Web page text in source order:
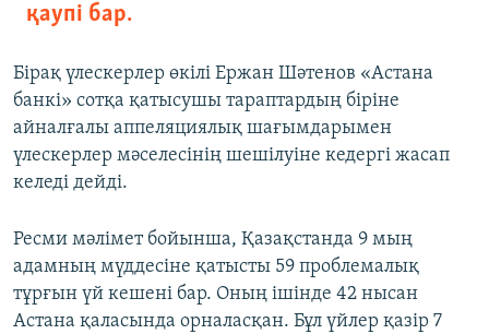
қаупі бар.
Бірақ үлескерлер өкілі Ержан Шәтенов «Астана
банкі» сотқа қатысушы тараптардың біріне
айналғалы аппеляциялық шағымдарымен
үлескерлер мәселесінің шешілуіне кедергі жасап
келеді дейді.
Ресми мәлімет бойынша, Қазақстанда 9 мың
адамның мүддесіне қатысты 59 проблемалық
тұрғын үй кешені бар. Оның ішінде 42 нысан
Астана қаласында орналасқан. Бұл үйлер қазір 7